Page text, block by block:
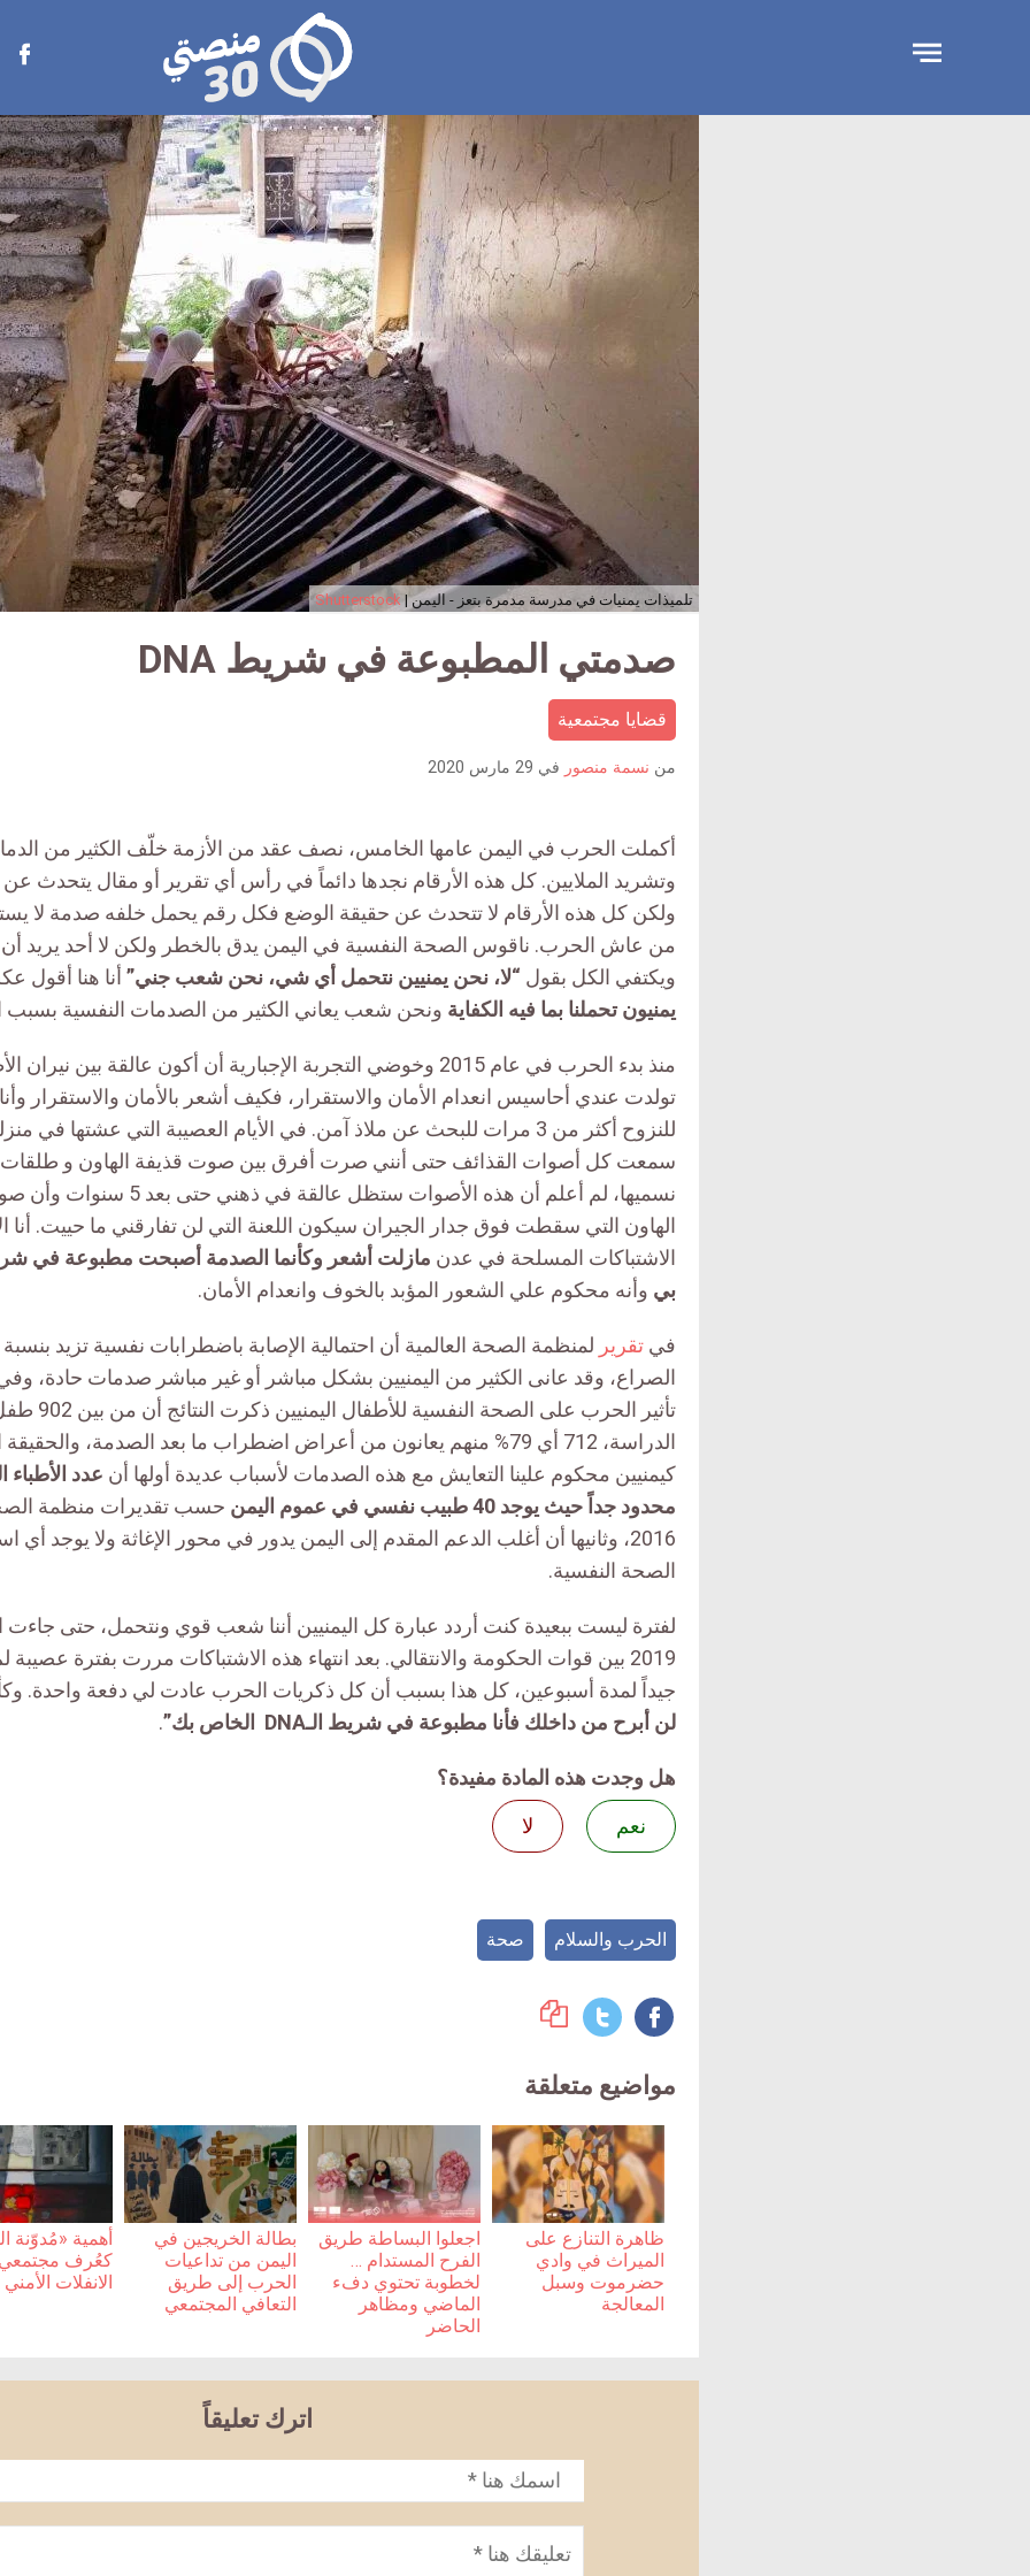
منصتي
30
تلميذات يمنيات في مدرسة مدمرة بتعز - اليمن |Shutterstock
صدمتي المطبوعة في شريط DNA
قضايا مجتمعية
من نسمة منصور في 29 مارس 2020
أكملت الحرب في اليمن عامها الخامس، نصف عقد من الأزمة خلّف الكثير من الدمار
وتشريد الملايين. كل هذه الأرقام نجدها دائماً في رأس أي تقرير أو مقال يتحدث
ولكن كل هذه الأرقام لا تتحدث عن حقيقة الوضع فكل رقم يحمل خلفه صدمة لا
من عاش الحرب. ناقوس الصحة النفسية في اليمن يدق بالخطر ولكن لا أحد يريد
ويكتفي الكل بقول “لا، نحن يمنيين نتحمل أي شي، نحن شعب جني” أنا هنا أقول
يمنيون تحملنا بما فيه الكفاية ونحن شعب يعاني الكثير من الصدمات النفسية بسبب
منذ بدء الحرب في عام 2015 وخوضي التجربة الإجبارية أن أكون عالقة بين
تولدت عندي أحاسيس انعدام الأمان والاستقرار، فكيف أشعر بالأمان والاستقرار
للنزوح أكثر من 3 مرات للبحث عن ملاذ آمن. في الأيام العصيبة التي عشتها
سمعت كل أصوات القذائف حتى أنني صرت أفرق بين صوت قذيفة الهاون و طلقات
نسميها، لم أعلم أن هذه الأصوات ستظل
الهاون التي سقطت فوق جدار الجيران سيكون اللعنة التي لن تفارقني ما حييت. أنا
الاشتباكات المسلحة في عدن
بي وأنه محكوم علي الشعور المؤبد بالخوف وانعدام الأمان.
في تقرير
الصراع، وقد عانى الكثير من اليمنيين بشكل مباشر أو غير مباشر صدمات حادة،
تأثير الحرب
الدراسة، 712 أي 79% منهم يعانون من أعراض اضطراب ما بعد الصدمة،
كيمنيين محكوم علينا التعايش مع هذه الصدمات لأسباب عديدة أولها أن عدد
محدود جداً حيث يوجد 40 طبيب نفسي في عموم اليمن
حسب تقديرات منظمة
2016، وثانيها أن أغلب الدعم المقدم إلى اليمن يدور في محور الإغاثة ولا يوجد أي
الصحة النفسية.
لفترة ليست ببعيدة كنت أردد عبارة كل اليمنيين أننا شعب قوي ونتحمل، حتى
2019 بين قوات الحكومة والانتقالي. بعد انتهاء هذه الاشتباكات مررت بفترة عصيبة
جيداً لمدة أسبوعين، كل هذا بسبب أن كل ذكريات الحرب عادت لي دفعة واحدة.
لن أبرح من داخلك فأنا مطبوعة في شريط الـDNA الخاص بك”
.
هل وجدت هذه المادة مفيدة؟
نعم
لا
الحرب والسلام صحة
مواضيع متعلقة
ظاهرة التنازع على
الميراث في وادي
حضرموت وسبل
المعالجة
اجعلوا البساطة طريق
الفرح المستدام …
لخطوبة تحتوي دفء
الماضي ومظاهر
الحاضر
بطالة الخريجين في
اليمن من تداعيات
الحرب إلى طريق
التعافي المجتمعي
أهمية «مُدوّنة
كعُرف مجتمعي
الانفلات الأمني
اترك تعليقاً
الاسم*
تعليق